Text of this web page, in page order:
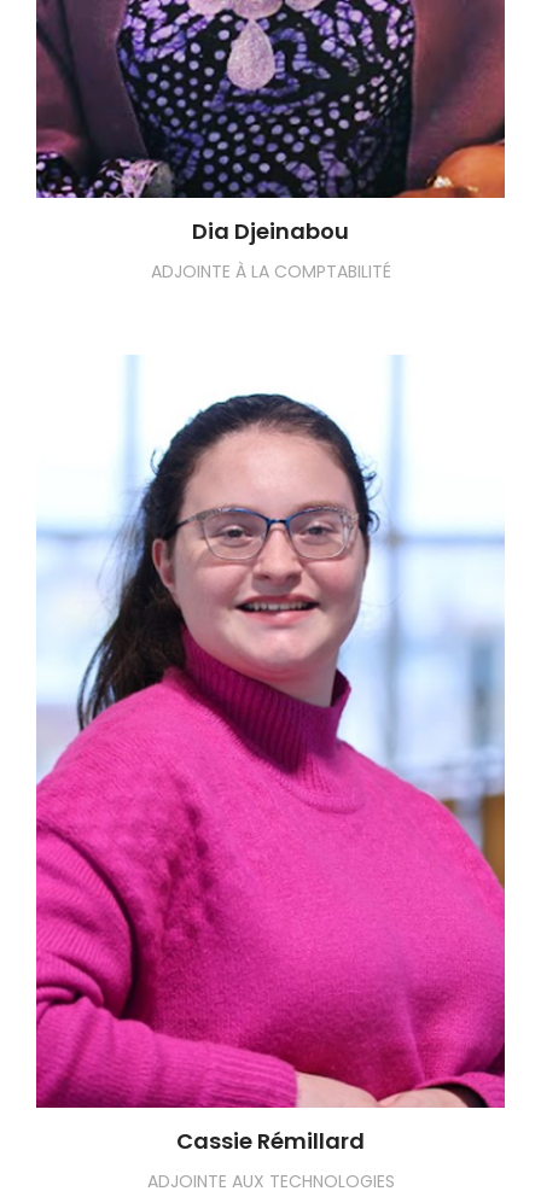
Dia Djeinabou
ADJOINTE À LA COMPTABILITÉ
Cassie Rémillard
ADJOINTE AUX TECHNOLOGIES